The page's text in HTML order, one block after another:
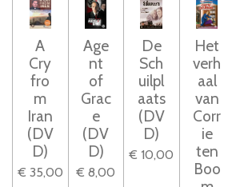
A
Cry
fro
m
Iran
(DV
D)
€ 35,00
Age
nt
of
Grac
e
(DV
D)
€ 8,00
De
Sch
uilpl
aats
(DV
D)
€ 10,00
Het
verh
aal
van
Corr
ie
ten
Boo